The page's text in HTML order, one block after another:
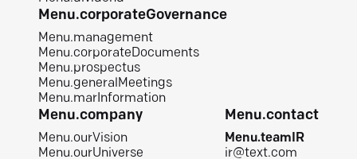
Menu.corporateGovernance
Menu.management
Menu.corporateDocuments
Menu.prospectus
Menu.generalMeetings
Menu.marInformation
Menu.company
Menu.ourVision
Menu.ourUniverse
Menu.contact
Menu.teamIR
ir@text.com